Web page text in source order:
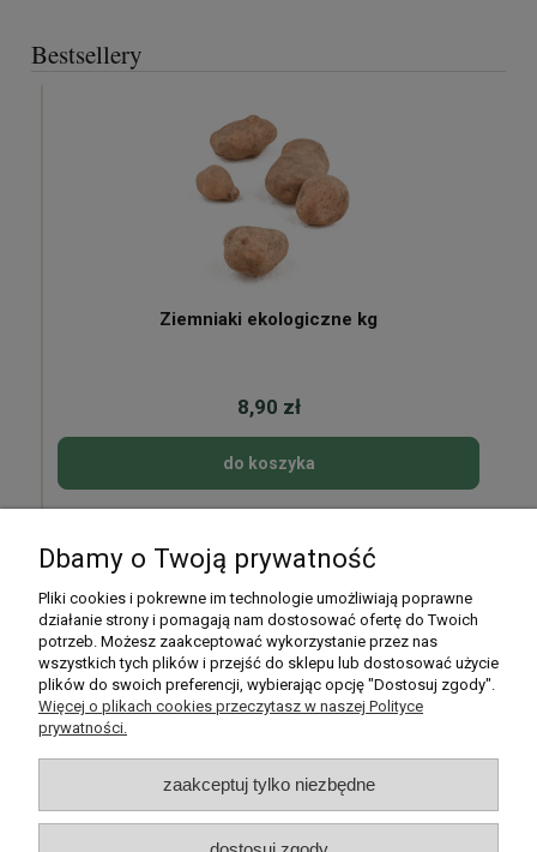
Bestsellery
Ziemniaki ekologiczne kg
8,90 zł
do koszyka
Moje konto
Płatności i dostawa
Informacje
O nas
Dbamy o Twoją prywatność
Pliki cookies i pokrewne im technologie umożliwiają poprawne
działanie strony i pomagają nam dostosować ofertę do Twoich
potrzeb. Możesz zaakceptować wykorzystanie przez nas
wszystkich tych plików i przejść do sklepu lub dostosować użycie
plików do swoich preferencji, wybierając opcję "Dostosuj zgody".
Więcej o plikach cookies przeczytasz w naszej Polityce
prywatności.
zaakceptuj tylko niezbędne